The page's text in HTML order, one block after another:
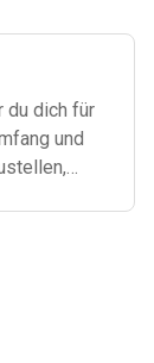
du dich für
und